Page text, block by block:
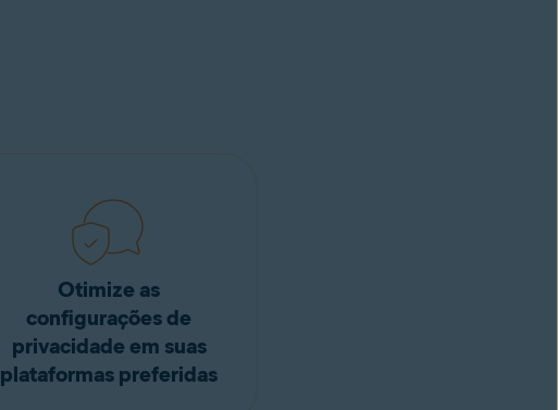
Otimize as
configurações de
privacidade em suas
plataformas preferidas